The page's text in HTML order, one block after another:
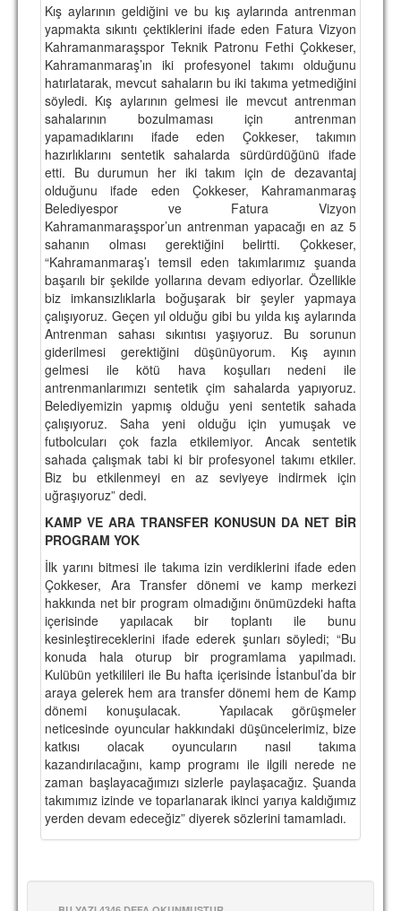
Kış aylarının geldiğini ve bu kış aylarında antrenman
yapmakta sıkıntı çektiklerini ifade eden Fatura Vizyon
Kahramanmaraşspor Teknik Patronu Fethi Çokkeser,
Kahramanmaraş’ın iki profesyonel takımı olduğunu
hatırlatarak, mevcut sahaların bu iki takıma yetmediğini
söyledi. Kış aylarının gelmesi ile mevcut antrenman
sahalarının bozulmaması için antrenman
yapamadıklarını ifade eden Çokkeser, takımın
hazırlıklarını sentetik sahalarda sürdürdüğünü ifade
etti. Bu durumun her iki takım için de dezavantaj
olduğunu ifade eden Çokkeser, Kahramanmaraş
Belediyespor ve Fatura Vizyon
Kahramanmaraşspor’un antrenman yapacağı en az 5
sahanın olması gerektiğini belirtti. Çokkeser,
“Kahramanmaraş’ı temsil eden takımlarımız şuanda
başarılı bir şekilde yollarına devam ediyorlar. Özellikle
biz imkansızlıklarla boğuşarak bir şeyler yapmaya
çalışıyoruz. Geçen yıl olduğu gibi bu yılda kış aylarında
Antrenman sahası sıkıntısı yaşıyoruz. Bu sorunun
giderilmesi gerektiğini düşünüyorum. Kış ayının
gelmesi ile kötü hava koşulları nedeni ile
antrenmanlarımızı sentetik çim sahalarda yapıyoruz.
Belediyemizin yapmış olduğu yeni sentetik sahada
çalışıyoruz. Saha yeni olduğu için yumuşak ve
futbolcuları çok fazla etkilemiyor. Ancak sentetik
sahada çalışmak tabi ki bir profesyonel takımı etkiler.
Biz bu etkilenmeyi en az seviyeye indirmek için
uğraşıyoruz” dedi.
KAMP VE ARA TRANSFER KONUSUN DA NET BİR
PROGRAM YOK
İlk yarını bitmesi ile takıma izin verdiklerini ifade eden
Çokkeser, Ara Transfer dönemi ve kamp merkezi
hakkında net bir program olmadığını önümüzdeki hafta
içerisinde yapılacak bir toplantı ile bunu
kesinleştireceklerini ifade ederek şunları söyledi; “Bu
konuda hala oturup bir programlama yapılmadı.
Kulübün yetkilileri ile Bu hafta içerisinde İstanbul’da bir
araya gelerek hem ara transfer dönemi hem de Kamp
dönemi konuşulacak. Yapılacak görüşmeler
neticesinde oyuncular hakkındaki düşüncelerimiz, bize
katkısı olacak oyuncuların nasıl takıma
kazandırılacağını, kamp programı ile ilgili nerede ne
zaman başlayacağımızı sizlerle paylaşacağız. Şuanda
takımımız izinde ve toparlanarak ikinci yarıya kaldığımız
yerden devam edeceğiz” diyerek sözlerini tamamladı.